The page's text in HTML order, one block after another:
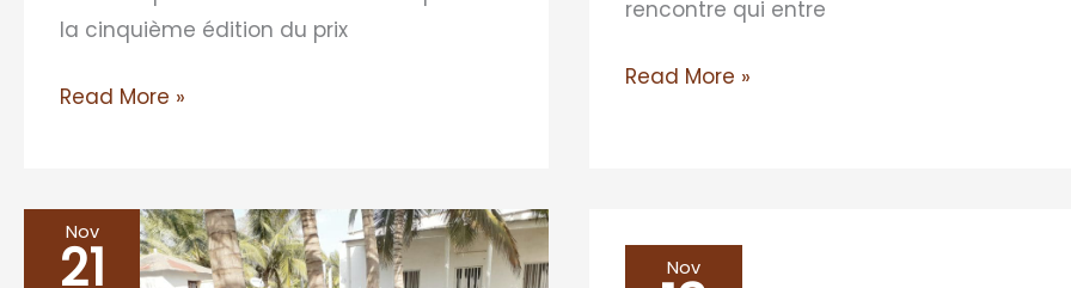
la cinquième édition du prix
Read More »
rencontre qui entre
Read More »
Nov
21
Bettenty,
Nov
Mongo